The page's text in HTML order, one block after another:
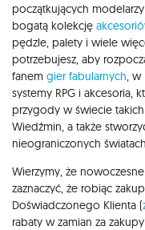
początkujących
bogatą kolekcję
pędzle, palety i wiele
potrzebujesz, aby
fanem gier fabularnych ,
systemy RPG i akcesoria,
przygody w świecie
Wiedźmin, a także
nieograniczonych światach.
Wierzymy, że
zaznaczyć, że robiąc
Doświadczonego Klienta (
rabaty w zamian za